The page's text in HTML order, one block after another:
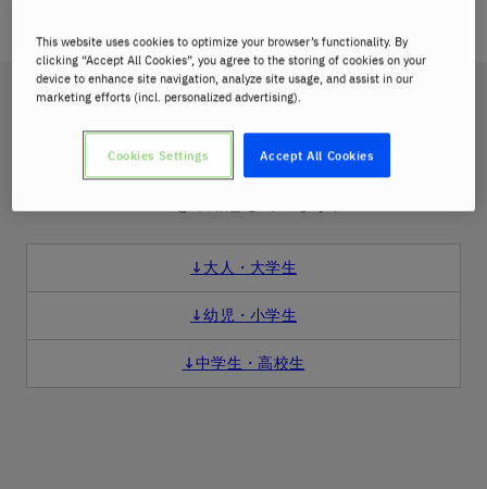
コース紹介
ベルリッツはあなたの目的・年齢に合わせた柔軟なコ
↓大人・大学生
↓幼児・小学生
↓中学生・高校生
This website uses cookies to optimize your browser’s functionality. By
clicking “Accept All Cookies”, you agree to the storing of cookies on your
device to enhance site navigation, analyze site usage, and assist in our
marketing efforts (incl. personalized advertising).
Accept All Cookies
Cookies Settings